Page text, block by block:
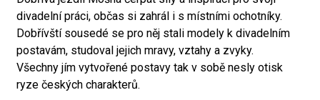
divadelní práci, občas si zahrál i s místními ochotníky.
Dobřívští sousedé se pro něj stali modely k divadelním
postavám, studoval jejich mravy, vztahy a zvyky.
Všechny jím vytvořené postavy tak v sobě nesly otisk
ryze českých charakterů.